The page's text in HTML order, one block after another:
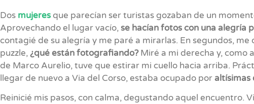
Dos mujeres que parecían ser turistas gozaban de un
Aprovechando el lugar vacío, se hacían fotos con una alegría
contagié de su alegría y me paré a mirarlas. En segundos,
puzzle,¿qué están fotografiando?Miré a mi derecha y, como
de Marco Aurelio, tuve que estirar mi cuello hacia arriba.
llegar de nuevo a Via del Corso, estaba ocupado poraltísimas
Reinicié mis pasos, con calma, degustando aquel encuentro.